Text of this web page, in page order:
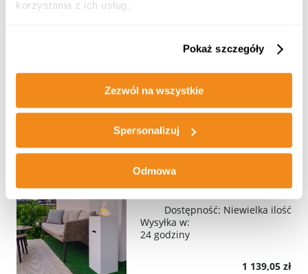
korzystania z ich usług.
Pokaż szczegóły
Zezwól na wszystkie
Spersonalizuj
Odmowa
Cena regularna:
Najniższa cena:664,05 zł
Dostępność: Niewielka ilość
Wysyłka w:
24 godziny
1 139,05 zł